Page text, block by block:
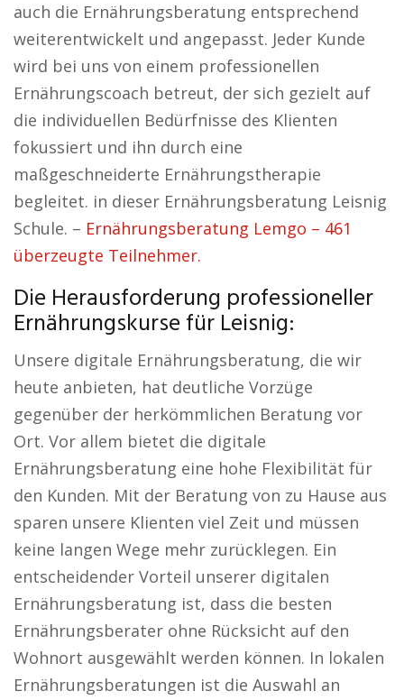
auch die Ernährungsberatung entsprechend
weiterentwickelt und angepasst. Jeder Kunde
wird bei uns von einem professionellen
Ernährungscoach betreut, der sich gezielt auf
die individuellen Bedürfnisse des Klienten
fokussiert und ihn durch eine
maßgeschneiderte Ernährungstherapie
begleitet. in dieser Ernährungsberatung Leisnig
Schule. – Ernährungsberatung Lemgo – 461
überzeugte Teilnehmer.
Die Herausforderung professioneller
Ernährungskurse für Leisnig:
Unsere digitale Ernährungsberatung, die wir
heute anbieten, hat deutliche Vorzüge
gegenüber der herkömmlichen Beratung vor
Ort. Vor allem bietet die digitale
Ernährungsberatung eine hohe Flexibilität für
den Kunden. Mit der Beratung von zu Hause aus
sparen unsere Klienten viel Zeit und müssen
keine langen Wege mehr zurücklegen. Ein
entscheidender Vorteil unserer digitalen
Ernährungsberatung ist, dass die besten
Ernährungsberater ohne Rücksicht auf den
Wohnort ausgewählt werden können. In lokalen
Ernährungsberatungen ist die Auswahl an